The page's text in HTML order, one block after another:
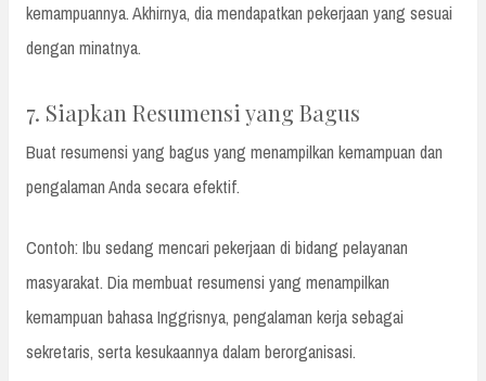
kemampuannya. Akhirnya, dia mendapatkan pekerjaan yang sesuai
dengan minatnya.
7. Siapkan Resumensi yang Bagus
Buat resumensi yang bagus yang menampilkan kemampuan dan
pengalaman Anda secara efektif.
Contoh: Ibu sedang mencari pekerjaan di bidang pelayanan
masyarakat. Dia membuat resumensi yang menampilkan
kemampuan bahasa Inggrisnya, pengalaman kerja sebagai
sekretaris, serta kesukaannya dalam berorganisasi.